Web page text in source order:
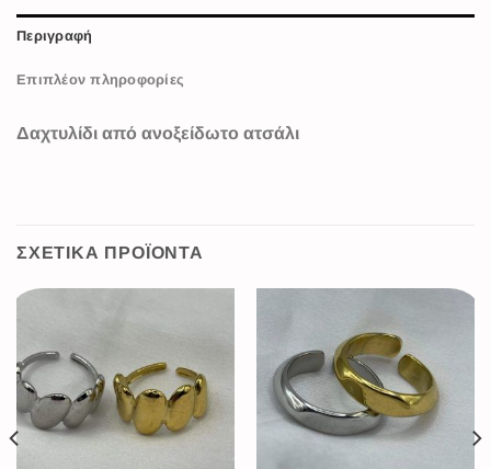
Περιγραφή
Επιπλέον πληροφορίες
Δαχτυλίδι από ανοξείδωτο ατσάλι
ΣΧΕΤΙΚΆ ΠΡΟΪΌΝΤΑ